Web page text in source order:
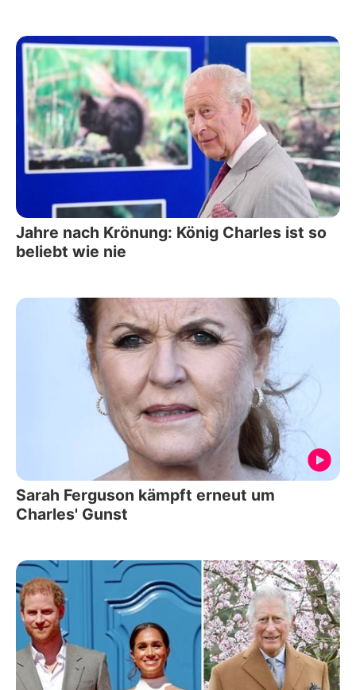
Jahre nach Krönung: König Charles ist so
beliebt wie nie
Sarah Ferguson kämpft erneut um
Charles' Gunst